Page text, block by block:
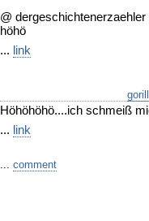
@ dergeschichtenerzaehler
höhö
... link
Höhöhöhö....ich schmeiß
... link
... comment